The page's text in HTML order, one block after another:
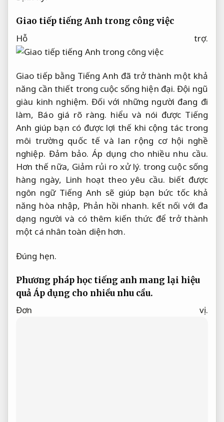
Giao tiếp tiếng Anh trong công việc
Hỗ trợ.
Giao tiếp bằng Tiếng Anh đã trở thành một khả
năng cần thiết trong cuộc sống hiện đại.Đội ngũ
giàu kinh nghiệm. Đối với những người đang đi
làm, Báo giá rõ ràng. hiểu và nói được Tiếng
Anh giúp bạn có được lợi thế khi cộng tác trong
môi trường quốc tế và lan rộng cơ hội nghề
nghiệp. Đảm bảo. Áp dụng cho nhiều nhu cầu.
Hơn thế nữa, Giảm rủi ro xử lý. trong cuộc sống
hàng ngày, Linh hoạt theo yêu cầu. biết được
ngôn ngữ Tiếng Anh sẽ giúp bạn bức tốc khả
năng hòa nhập, Phản hồi nhanh. kết nối với đa
dạng người và có thêm kiến thức để trở thành
một cá nhân toàn diện hơn.
Đúng hẹn.
Phương pháp học tiếng anh mang lại hiệu
quảÁp dụng cho nhiều nhu cầu.
Đơn vị.